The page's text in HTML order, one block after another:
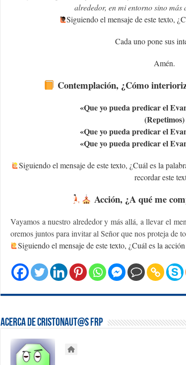
alrededor, en mi entorno sino más
Siguiendo el mensaje de este texto,
Cada uno pone sus
Amén.
Contemplación, ¿Cómo
«Que yo pueda predicar el
(Repetimos)
«Que yo pueda predicar el
«Que yo pueda predicar el
Siguiendo el mensaje de este texto, ¿Cuál es la
recordar este
Acción, ¿A qué me
Vayamos a nuestro alrededor y más allá, a llevar el
oremos juntos para invitar al Señor que nos proteja de
Siguiendo el mensaje de este texto, ¿Cuál es la
Acerca de Cristonaut@s FRP